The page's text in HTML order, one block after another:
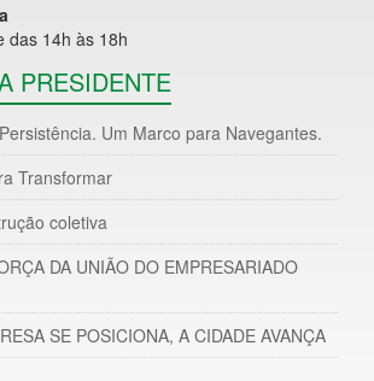
das 14h às 18h
PRESIDENTE
Um Marco para Navegantes.
Transformar
coletiva
DA UNIÃO DO EMPRESARIADO
SE POSICIONA, A CIDADE AVANÇA